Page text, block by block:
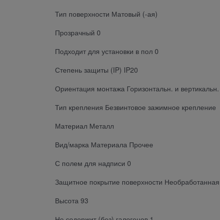
Тип поверхности Матовый (-ая)
Прозрачный 0
Подходит для установки в пол 0
Степень защиты (IP) IP20
Ориентация монтажа Горизонтальн. и вертикальн.
Тип крепления Безвинтовое зажимное крепление
Материал Металл
Вид/марка Материала Прочее
С полем для надписи 0
Защитное покрытие поверхности
Высота 93